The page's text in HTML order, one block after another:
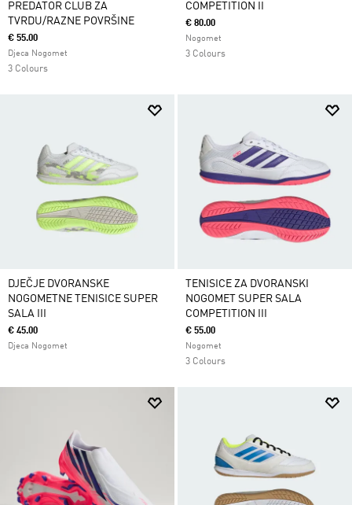
PREDATOR CLUB ZA
TVRDU/RAZNE POVRŠINE
€ 55.00
Djeca Nogomet
3 Colours
COMPETITION II
€ 80.00
Nogomet
3 Colours
DJEČJE DVORANSKE
NOGOMETNE TENISICE SUPER
SALA III
€ 45.00
Djeca Nogomet
TENISICE ZA DVORANSKI
NOGOMET SUPER SALA
COMPETITION III
€ 55.00
Nogomet
3 Colours